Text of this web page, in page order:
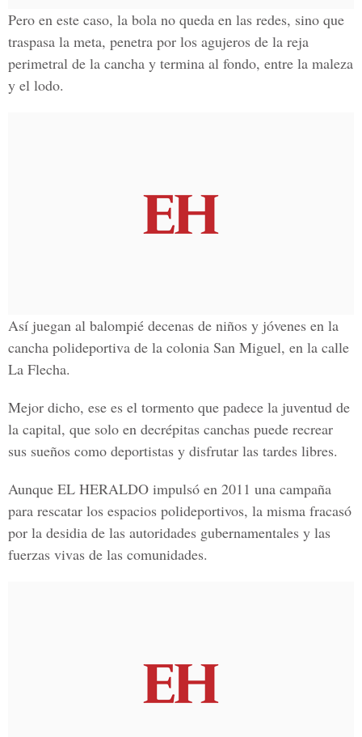
Pero en este caso, la bola no queda en las redes, sino que
traspasa la meta, penetra por los agujeros de la reja
perimetral de la cancha y termina al fondo, entre la maleza
y el lodo.
Así juegan al balompié decenas de niños y jóvenes en la
cancha polideportiva de la colonia San Miguel, en la calle
La Flecha.
Mejor dicho, ese es el tormento que padece la juventud de
la capital, que solo en decrépitas canchas puede recrear
sus sueños como deportistas y disfrutar las tardes libres.
Aunque EL HERALDO impulsó en 2011 una campaña
para rescatar los espacios polideportivos, la misma fracasó
por la desidia de las autoridades gubernamentales y las
fuerzas vivas de las comunidades.